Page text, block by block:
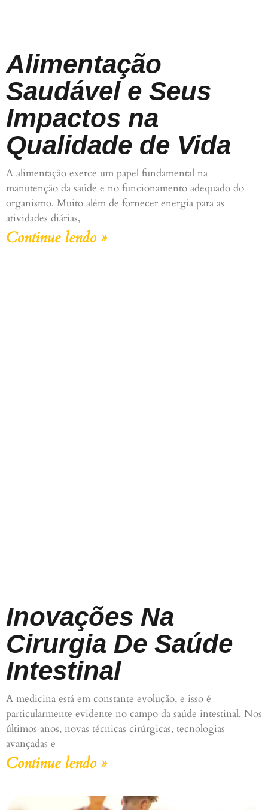
Alimentação
Saudável e Seus
Impactos na
Qualidade de Vida
A alimentação exerce um papel fundamental na
manutenção da saúde e no funcionamento adequado do
organismo. Muito além de fornecer energia para as
atividades diárias,
Continue lendo »
Inovações Na
Cirurgia De Saúde
Intestinal
A medicina está em constante evolução, e isso é
particularmente evidente no campo da saúde intestinal. Nos
últimos anos, novas técnicas cirúrgicas, tecnologias
avançadas e
Continue lendo »